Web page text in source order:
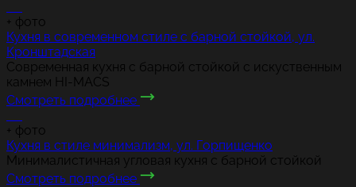
+ фото
Кухня в современном стиле с барной стойкой, ул.
Кронштадская
Современная кухня с барной стойкой с искуственным
камнем HI-MACS
Смотреть подробнее
+ фото
Кухня в стиле минимализм, ул. Горпищенко
Минималистичная угловая кухня с барной стойкой
Смотреть подробнее